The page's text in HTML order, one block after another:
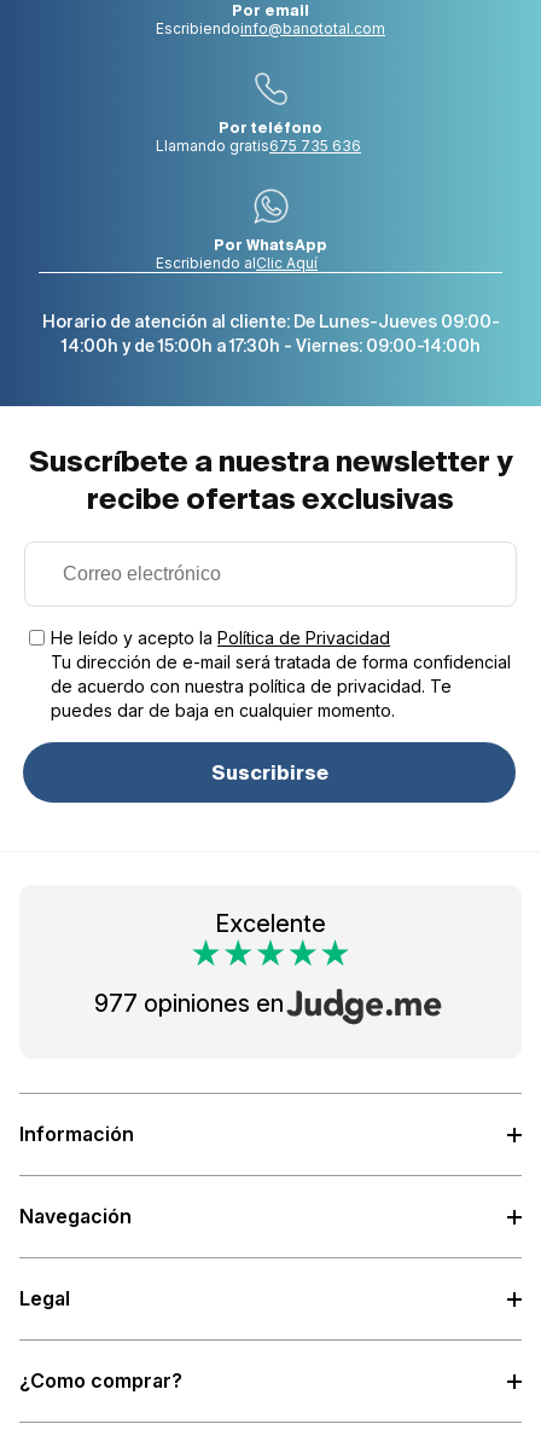
Por email
Escribiendoinfo@banototal.com
Por teléfono
Llamando gratis675 735 636
Por WhatsApp
Escribiendo alClic Aquí
Horario de atención al cliente: De Lunes-Jueves 09:00-
14:00h y de 15:00h a 17:30h - Viernes: 09:00-14:00h
Suscríbete a nuestra newsletter y
recibe ofertas exclusivas
He leído y acepto la Política de Privacidad
Tu dirección de e-mail será tratada de forma confidencial
de acuerdo con nuestra política de privacidad. Te
puedes dar de baja en cualquier momento.
Suscribirse
Excelente
977 opiniones en
Información
Navegación
Legal
¿Como comprar?